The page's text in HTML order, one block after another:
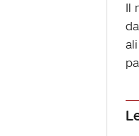
Il